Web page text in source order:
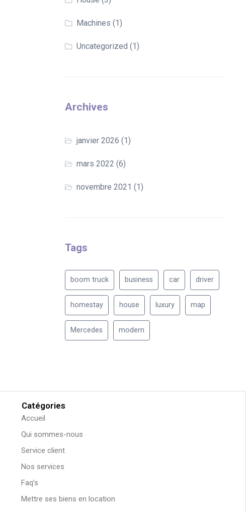
Machines (1)
Uncategorized (1)
Archives
janvier 2026 (1)
mars 2022 (6)
novembre 2021 (1)
Tags
boom truck business car driver
homestay house luxury map
Mercedes modern
Catégories
Accueil
Qui sommes-nous
Service client
Nos services
Faq’s
Mettre ses biens en location